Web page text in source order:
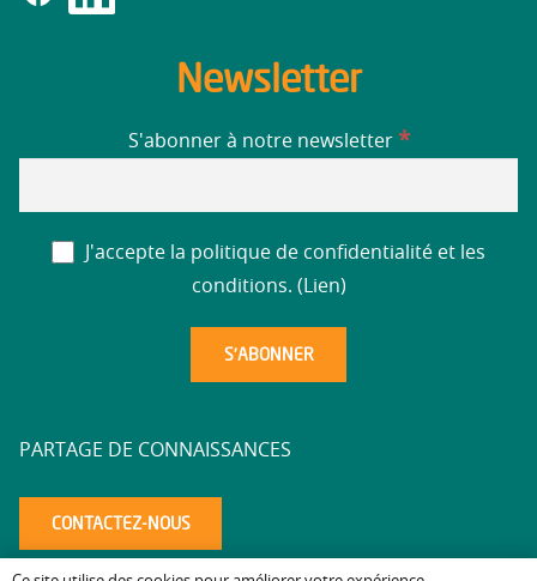
Newsletter
S'abonner à notre newsletter *
J'accepte la politique de confidentialité et les
conditions. ( Lien)
PARTAGE DE CONNAISSANCES
CONTACTEZ-NOUS